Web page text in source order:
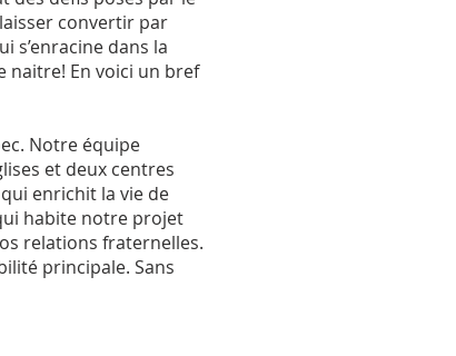
convertir par
s’enracine dans la
naitre! En voici un bref
Notre équipe
et deux centres
enrichit la vie de
habite notre projet
relations fraternelles.
principale. Sans